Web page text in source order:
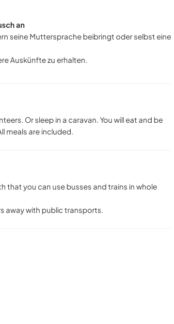
an
seine Muttersprache beibringt oder selbst eine
Auskünfte zu erhalten.
Or sleep in a caravan. You will eat and be
meals are included.
that you can use busses and trains in whole
away with public transports.